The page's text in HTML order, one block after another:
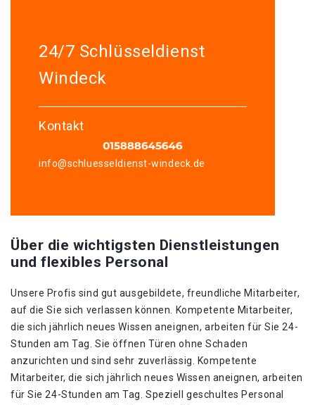
24/7 Schlüsseldienst
Windeck
Kontakt
info@schluesseldienst-windeck.de
Über die wichtigsten Dienstleistungen
und flexibles Personal
Unsere Profis sind gut ausgebildete, freundliche Mitarbeiter,
auf die Sie sich verlassen können. Kompetente Mitarbeiter,
die sich jährlich neues Wissen aneignen, arbeiten für Sie 24-
Stunden am Tag. Sie öffnen Türen ohne Schaden
anzurichten und sind sehr zuverlässig. Kompetente
Mitarbeiter, die sich jährlich neues Wissen aneignen, arbeiten
für Sie 24-Stunden am Tag. Speziell geschultes Personal